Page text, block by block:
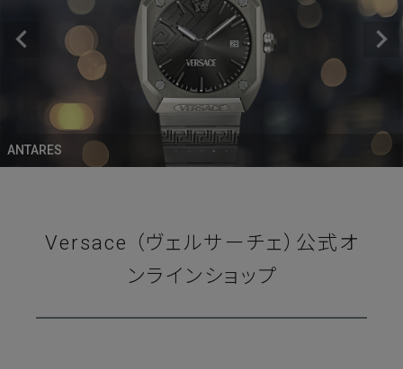
ANTARES
Versace （ヴェルサーチェ）公式オ
ンラインショップ